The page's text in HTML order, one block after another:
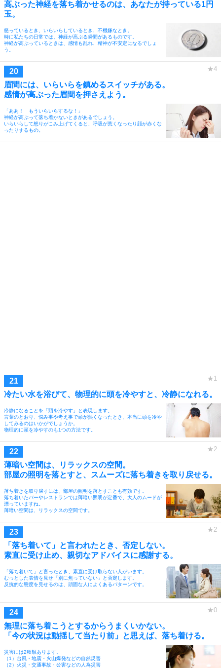
高ぶった神経を落ち着かせるのは、あなたが持っている1円
玉。
怒っているとき、いらいらしているとき、不機嫌なとき。
時に私たちの日常では、神経が高ぶる瞬間があるものです。
神経が高ぶっているときは、感情も乱れ、精神が不安定になるでしょ
う。
眉間には、いらいらを鎮めるスイッチがある。
感情が高ぶった眉間を押さえよう。
「ああ！ もういらいらするな！」
神経が高ぶって落ち着かないときがあるでしょう。
いらいらして怒りがこみ上げてくると、呼吸が荒くなったり顔が赤くな
ったりするもの。
冷たい水を浴びて、物理的に頭を冷やすと、冷静になれる。
冷静になることを「頭を冷やす」と表現します。
言葉のとおり、悩み事や考え事で頭が熱くなったとき、本当に頭を冷や
してみるのはいかがでしょうか。
物理的に頭を冷やすのも1つの方法です。
薄暗い空間は、リラックスの空間。
部屋の照明を落とすと、スムーズに落ち着きを取り戻せる。
落ち着きを取り戻すには、部屋の照明を落とすことも有効です。
落ち着いたバーやレストランでは薄暗い照明が定番で、大人のムードが
漂っていますね。
薄暗い空間は、リラックスの空間です。
「落ち着いて」と言われたとき、否定しない。
素直に受け止め、親切なアドバイスに感謝する。
「落ち着いて」と言ったとき、素直に受け取らない人がいます。
むっとした表情を見せ「別に焦っていない」と否定します。
反抗的な態度を見せるのは、頑固な人によくあるパターンです。
無理に落ち着こうとするからうまくいかない。
「今の状況は動揺して当たり前」と思えば、落ち着ける。
災害には2種類あります。
（1）台風・地震・火山爆発などの自然災害
（2）火災・交通事故・公害などの人為災害